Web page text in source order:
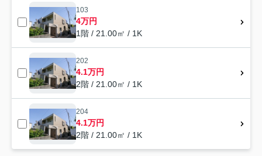
103
4万円
1階 / 21.00㎡ / 1K
202
4.1万円
2階 / 21.00㎡ / 1K
204
4.1万円
2階 / 21.00㎡ / 1K